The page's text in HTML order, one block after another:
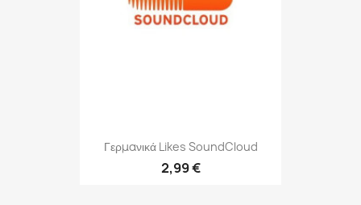
Γερμανικά Likes SoundCloud
2,99 €